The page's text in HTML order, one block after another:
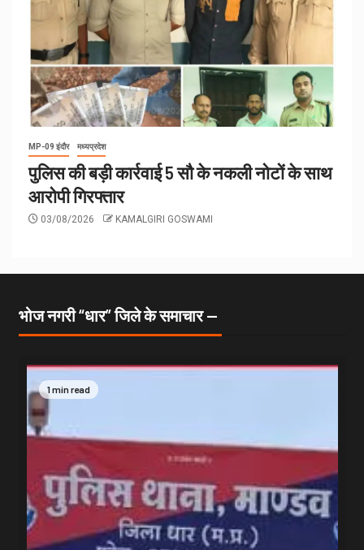
MP-09 इंदौर मध्यप्रदेश
पुलिस की बड़ी कार्रवाई 5 सौ के नकली नोटों के साथ
आरोपी गिरफ्तार
03/08/2026 KAMALGIRI GOSWAMI
भोज नगरी “धार” जिले के समाचार —
1 min read